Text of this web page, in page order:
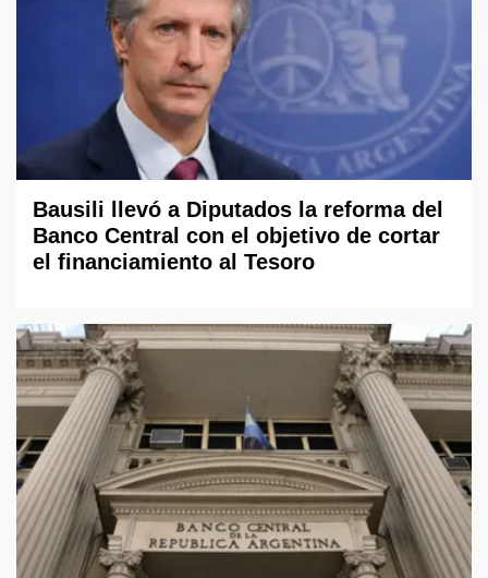
Bausili llevó a Diputados la reforma del
Banco Central con el objetivo de cortar
el financiamiento al Tesoro